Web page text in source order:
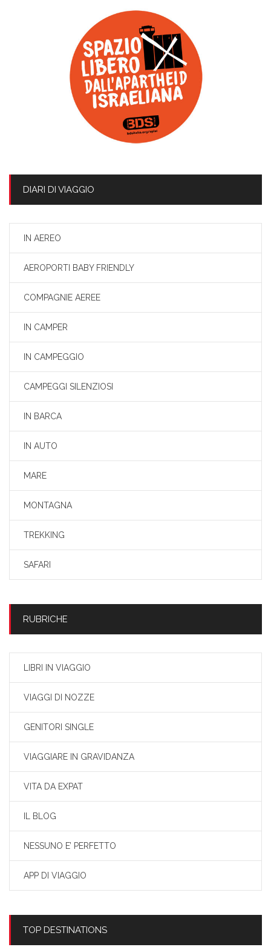
DIARI DI VIAGGIO
IN AEREO
AEROPORTI BABY FRIENDLY
COMPAGNIE AEREE
IN CAMPER
IN CAMPEGGIO
CAMPEGGI SILENZIOSI
IN BARCA
IN AUTO
MARE
MONTAGNA
TREKKING
SAFARI
RUBRICHE
LIBRI IN VIAGGIO
VIAGGI DI NOZZE
GENITORI SINGLE
VIAGGIARE IN GRAVIDANZA
VITA DA EXPAT
IL BLOG
NESSUNO E’ PERFETTO
APP DI VIAGGIO
TOP DESTINATIONS